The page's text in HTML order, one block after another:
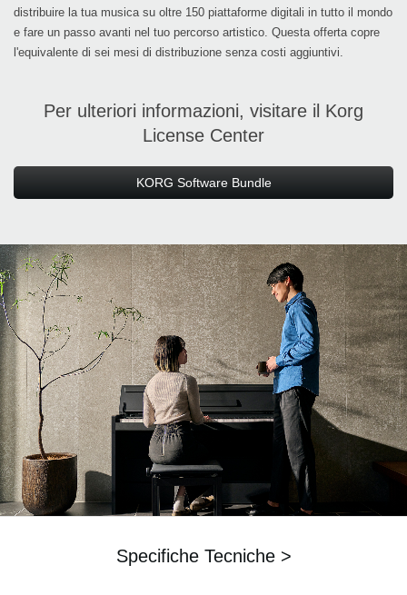
distribuire la tua musica su oltre 150 piattaforme digitali in tutto il mondo
e fare un passo avanti nel tuo percorso artistico. Questa offerta copre
l'equivalente di sei mesi di distribuzione senza costi aggiuntivi.
Per ulteriori informazioni, visitare il Korg
License Center
KORG Software Bundle
Specifiche Tecniche >